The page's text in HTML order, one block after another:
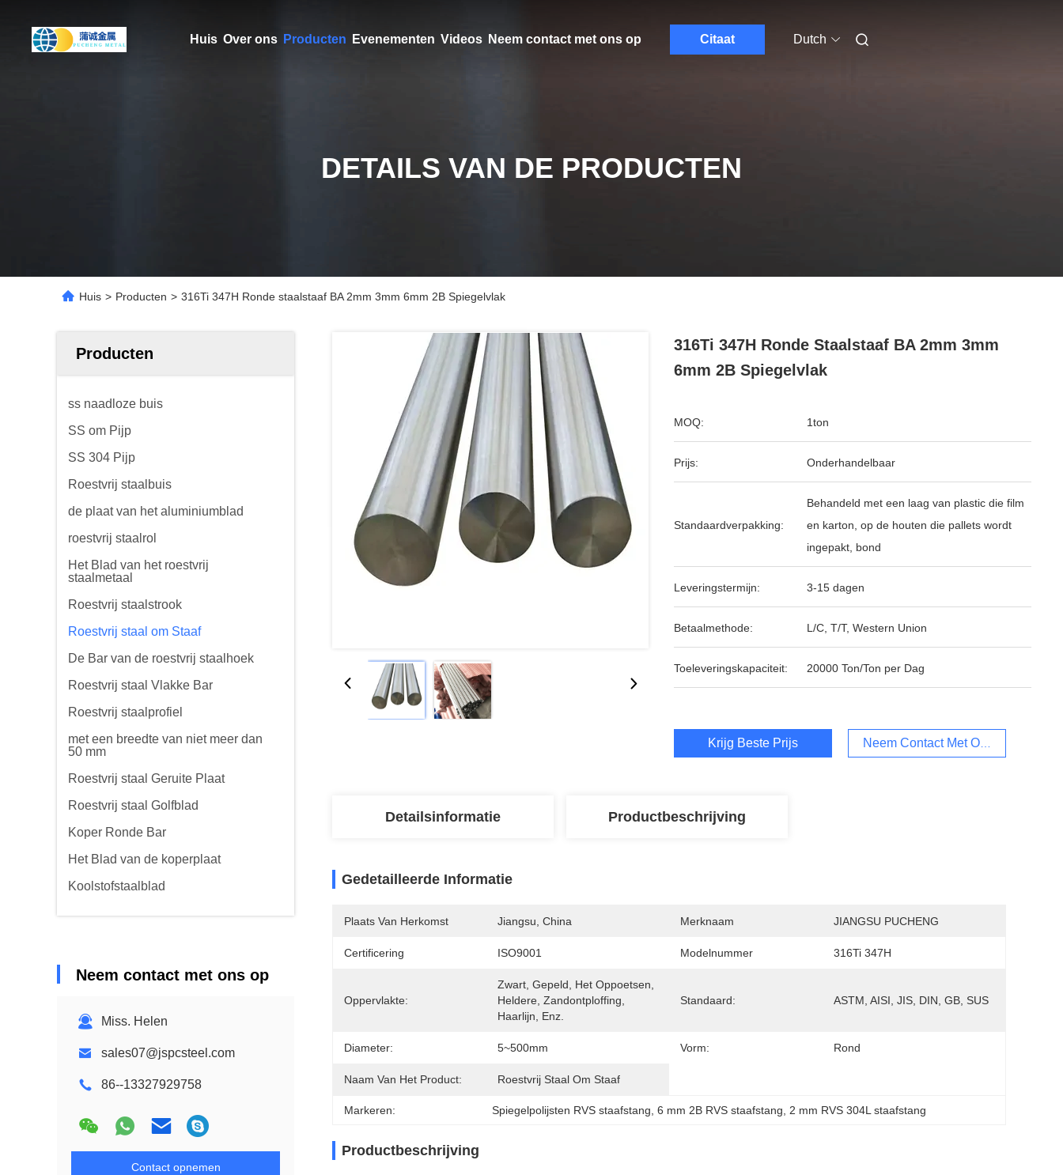
Huis Over ons Producten Evenementen Videos Neem contact met ons op Citaat Dutch
DETAILS VAN DE PRODUCTEN
Huis > Producten > 316Ti 347H Ronde staalstaaf BA 2mm 3mm 6mm 2B Spiegelvlak
Producten
ss naadloze buis
SS om Pijp
SS 304 Pijp
Roestvrij staalbuis
de plaat van het aluminiumblad
roestvrij staalrol
Het Blad van het roestvrij
staalmetaal
Roestvrij staalstrook
Roestvrij staal om Staaf
De Bar van de roestvrij staalhoek
Roestvrij staal Vlakke Bar
Roestvrij staalprofiel
met een breedte van niet meer dan
50 mm
Roestvrij staal Geruite Plaat
Roestvrij staal Golfblad
Koper Ronde Bar
Het Blad van de koperplaat
Koolstofstaalblad
Neem contact met ons op
Miss. Helen
sales07@jspcsteel.com
86--13327929758
Contact opnemen
316Ti 347H Ronde Staalstaaf BA 2mm 3mm
6mm 2B Spiegelvlak
MOQ: 1ton
Prijs: Onderhandelbaar
Standaardverpakking:
Behandeld met een laag van plastic die film
en karton, op de houten die pallets wordt
ingepakt, bond
Leveringstermijn: 3-15 dagen
Betaalmethode: L/C, T/T, Western Union
Toeleveringskapaciteit: 20000 Ton/Ton per Dag
Krijg Beste Prijs Neem Contact Met Ons Op
Detailsinformatie Productbeschrijving
Gedetailleerde Informatie
Plaats Van Herkomst Jiangsu, China Merknaam JIANGSU PUCHENG
Certificering ISO9001 Modelnummer 316Ti 347H
Oppervlakte:
Zwart, Gepeld, Het Oppoetsen,
Heldere, Zandontploffing,
Haarlijn, Enz.
Standaard: ASTM, AISI, JIS, DIN, GB, SUS
Diameter: 5~500mm Vorm: Rond
Naam Van Het Product: Roestvrij Staal Om Staaf
Markeren: Spiegelpolijsten RVS staafstang , 6 mm 2B RVS staafstang 2 mm RVS 304L staafstang
Productbeschrijving